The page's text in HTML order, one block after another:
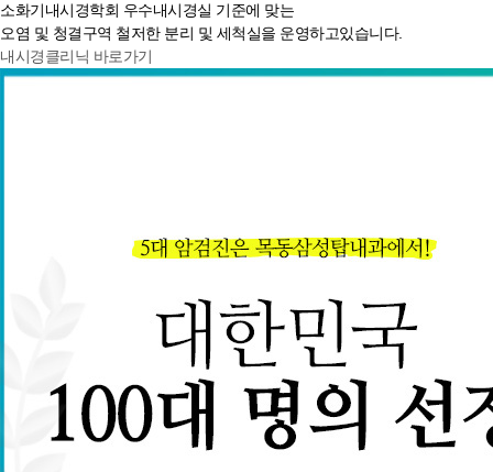
소화기내시경학회 우수내시경실 기준에 맞는
오염 및 청결구역 철저한 분리 및 세척실을 운영하고있습니다.
내시경클리닉 바로가기